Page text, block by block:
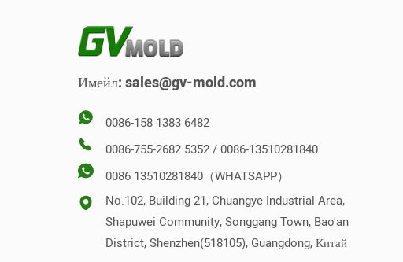
Имейл:sales@gv-mold.com
0086-158 1383 6482
0086-755-2682 5352 / 0086-13510281840
0086 13510281840（WHATSAPP）
No.102, Building 21, Chuangye Industrial Area,
Shapuwei Community, Songgang Town, Bao'an
District, Shenzhen(518105), Guangdong, Китай